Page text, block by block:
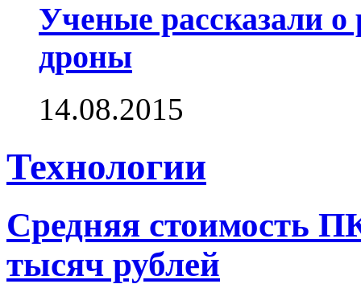
Ученые рассказали о
дроны
14.08.2015
Технологии
Средняя стоимость
тысяч рублей